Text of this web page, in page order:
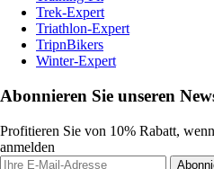
Trek-Expert
Triathlon-Expert
TripnBikers
Winter-Expert
Abonnieren Sie unseren
Profitieren Sie von 10% Rabatt,
anmelden